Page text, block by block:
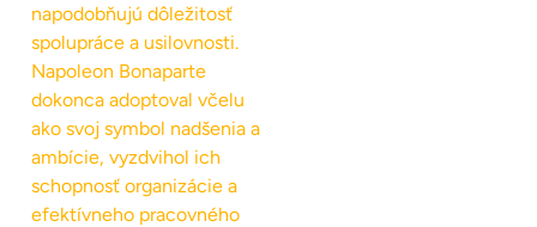
napodobňujú dôležitosť
spolupráce a usilovnosti.
Napoleon Bonaparte
dokonca adoptoval včelu
ako svoj symbol nadšenia a
ambície, vyzdvihol ich
schopnosť organizácie a
efektívneho pracovného